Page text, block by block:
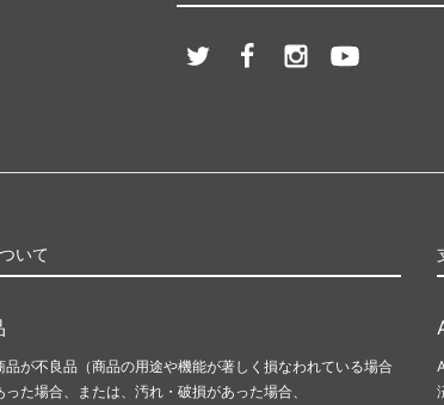
いて
品が不良品（商品の用途や機能が著しく損なわれている場合
った場合、または、汚れ・破損があった場合、